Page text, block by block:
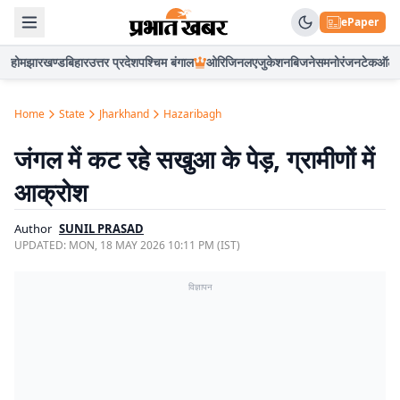
ePaper
होमझारखण्डबिहारउत्तर प्रदेशपश्चिम बंगाल ओरिजिनलएजुकेशनबिजनेसमनोरंजनटेकऑटो
Home State Jharkhand Hazaribagh
जंगल में कट रहे सखुआ के पेड़, ग्रामीणों में
आक्रोश
Author SUNIL PRASAD
UPDATED: MON, 18 MAY 2026 10:11 PM (IST)
विज्ञापन